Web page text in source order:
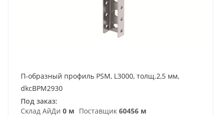
П-образный профиль PSM, L3000, толщ.2,5 мм,
dkcBPM2930
Под заказ:
Склад АйДи 0 м Поставщик 60456 м